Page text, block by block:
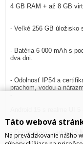
4 GB RAM + až 8 GB
- Veľké 256 GB úložisko
- Batéria 6 000 mAh s
dva dni.
- Odolnosť IP54 a
prachom, vodou a
- Fotoaparáty: zadný 13
5 Mpx.
Táto webová
Na prevádzkovanie nášho